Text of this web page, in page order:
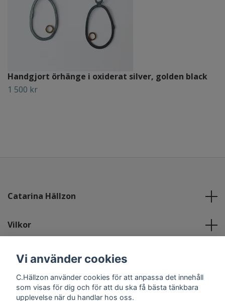
Handgjort örhänge i oxiderat silver, golden black
1 500 kr
Catarina Hällzon
Vilkor
maila mig
Sociala medier
Vi använder cookies
C.Hällzon använder cookies för att anpassa det innehåll
som visas för dig och för att du ska få bästa tänkbara
upplevelse när du handlar hos oss.